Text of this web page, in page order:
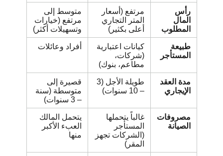
المطلوب
مرتفع (أسعار
المتر التجاري
أعلى بكثير)
متوسط إلى
مرتفع (خيارات
وتسهيلات أكثر)
طبيعة
المستأجر
كيانات اعتبارية
(شركات،
مطاعم، بنوك)
أفراد وعائلات
مدة العقد
الإيجاري
طويلة الأجل (3
قصيرة إلى
متوسطة (سنة
مصروفات
الصيانة
غالباً يتحملها
المستأجر
(الشركات تجهز
المقر)
يتحمل المالك
العبء الأكبر
منها